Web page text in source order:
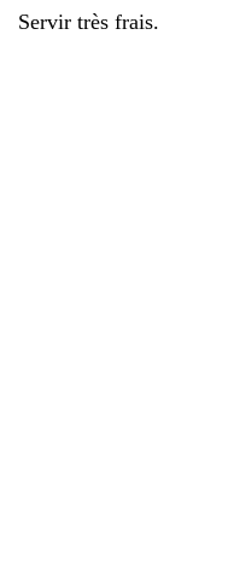
Servir très frais.